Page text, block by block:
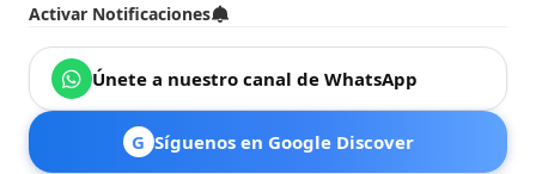
Activar Notificaciones
Únete a nuestro canal de WhatsApp
G Síguenos en Google Discover